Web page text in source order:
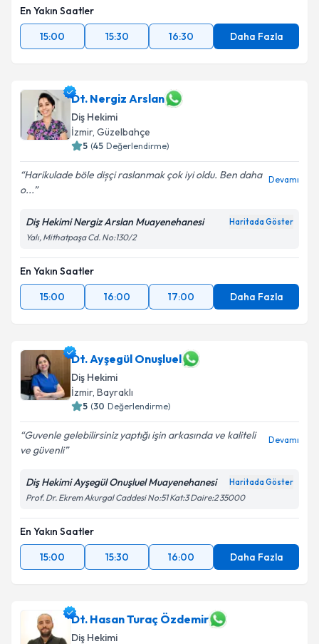
En Yakın Saatler
15:00
15:30 16:30 Daha Fazla
Dt. Nergiz Arslan
Diş Hekimi
İzmir, Güzelbahçe
5 (45 Değerlendirme)
Harikulade böle dișçi raslanmak çok iyi oldu. Ben daha
o...
Devamı
Diş Hekimi Nergiz Arslan Muayenehanesi Haritada Göster
Yalı, Mithatpaşa Cd. No:130/2
En Yakın Saatler
15:00
16:00 17:00 Daha Fazla
Dt. Ayşegül Onuşluel
Diş Hekimi
İzmir, Bayraklı
5 (30 Değerlendirme)
Guvenle gelebilirsiniz yaptığı işin arkasında ve kaliteli
ve güvenli
Devamı
Diş Hekimi Ayşegül Onuşluel Muayenehanesi Haritada Göster
Prof. Dr. Ekrem Akurgal Caddesi No:51 Kat:3 Daire:2 35000
En Yakın Saatler
15:00
15:30 16:00 Daha Fazla
Dt. Hasan Turaç Özdemir
Diş Hekimi